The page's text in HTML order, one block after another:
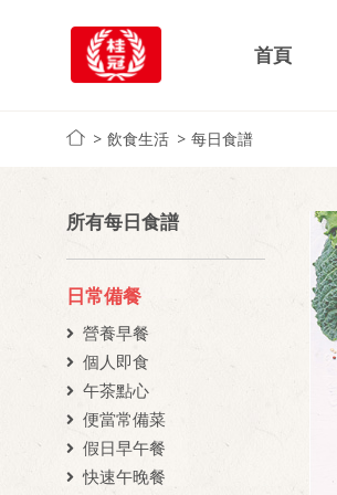
首頁
飲食生活 每日食譜
所有每日食譜
日常備餐
營養早餐
個人即食
午茶點心
便當常備菜
假日早午餐
快速午晚餐